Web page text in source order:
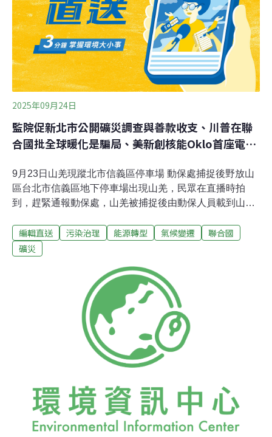
1/5。
2025年09月24日
監院促新北市公開礦災調查與善款收支、川普在聯
合國批全球暖化是騙局、美新創核能Oklo首座電廠
9月23日山羌現蹤北市信義區停車場 動保處捕捉後野放山
區台北市信義區地下停車場出現山羌，民眾在直播時拍
到，趕緊通報動保處，山羌被捕捉後由動保人員載到山區
增加趨勢，不少農民通報作物遭到山羌破壞，「人羌衝
突」存在隱憂。（公視新聞網報導）礦災調查與善款收支
發生3起重大礦災，造成270名礦工罹難，當時社會捐助善
款達新台幣5億餘元；但真相調查報告長達40年未主動公
布、善款管理作業也不恰當，因此促請行政院督同相關部
會及新北市府改進，並說明善款收支詳情。（中央社報
編輯直送 污染治理 能源轉型 氣候變遷
聯合國
礦災